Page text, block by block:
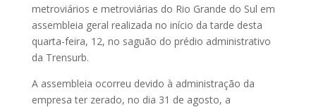
metroviários e metroviárias do Rio Grande do Sul em
assembleia geral realizada no início da tarde desta
quarta-feira, 12, no saguão do prédio administrativo
da Trensurb.
A assembleia ocorreu devido à administração da
empresa ter zerado, no dia 31 de agosto, a